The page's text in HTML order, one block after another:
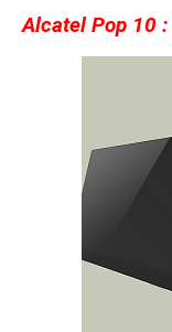
Alcatel Pop 10